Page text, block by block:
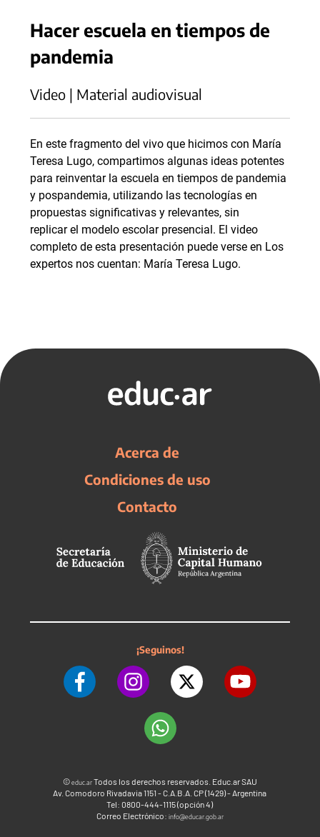
Hacer escuela en tiempos de
pandemia
Video | Material audiovisual
En este fragmento del vivo que hicimos con María
Teresa Lugo, compartimos algunas ideas potentes
para reinventar la escuela en tiempos de pandemia
y pospandemia, utilizando las tecnologías en
propuestas significativas y relevantes, sin
replicar el modelo escolar presencial. El video
completo de esta presentación puede verse en Los
expertos nos cuentan: María Teresa Lugo.
Acerca de
Condiciones de uso
Contacto
¡Seguinos!
©educ.arTodos los derechos reservados. Educ.ar SAU
Av. Comodoro Rivadavia 1151 - C.A.B.A. CP (1429) - Argentina
Tel: 0800-444-1115 (opción 4)
Correo Electrónico: info@educar.gob.ar